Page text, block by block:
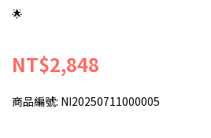
🌟
NT$2,848
商品編號: NI20250711000005